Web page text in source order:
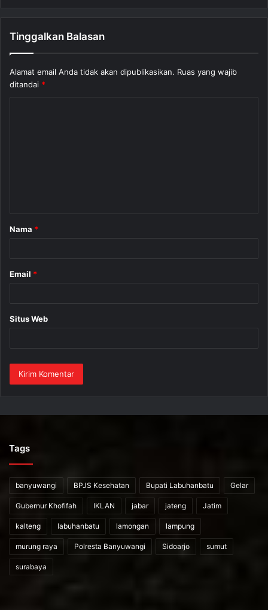
Tinggalkan Balasan
Alamat email Anda tidak akan dipublikasikan. Ruas yang wajib
ditandai *
r
Nama *
Email *
Situs Web
Tags
banyuwangi BPJS Kesehatan Bupati Labuhanbatu Gelar
Gubernur Khofifah IKLAN jabar jateng Jatim
kalteng labuhanbatu lamongan lampung
murung raya Polresta Banyuwangi Sidoarjo sumut
surabaya